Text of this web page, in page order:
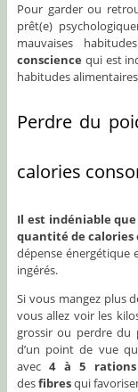
Pour garder ou
prêt(e)
mauvaises
conscience qui est
habitudes
Perdre du
calories
Il est indéniable
quantité de calories
dépense énergétique
ingérés.
Si vous mangez plus
vous allez voir les
grossir ou perdre du
d’un point de vue
avec4 à 5
desfibresqui